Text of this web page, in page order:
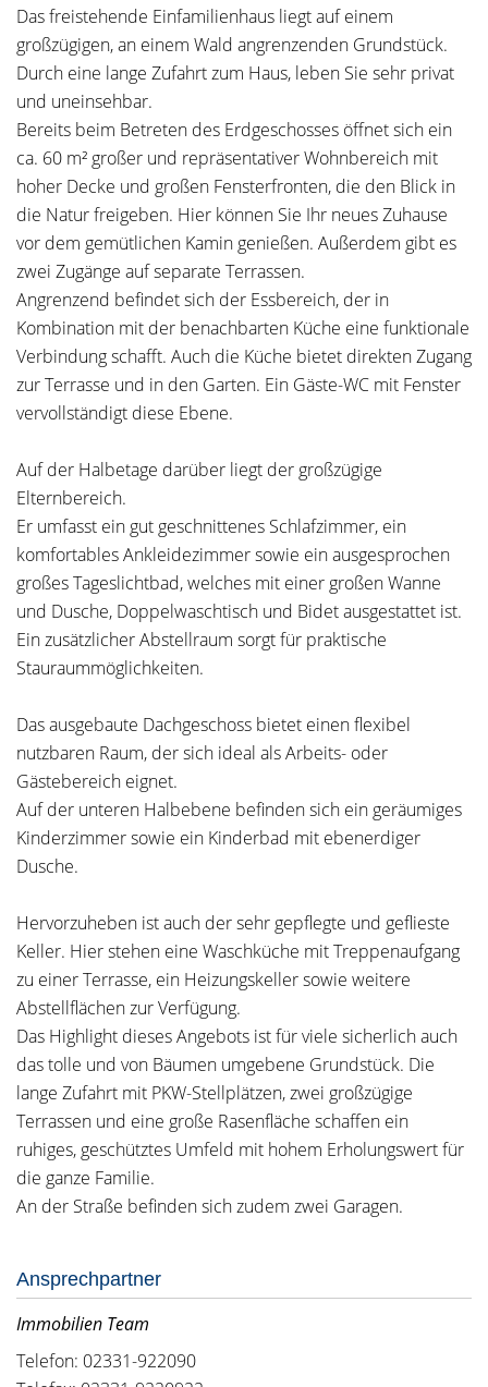
Das freistehende Einfamilienhaus liegt auf einem
großzügigen, an einem Wald angrenzenden Grundstück.
Durch eine lange Zufahrt zum Haus, leben Sie sehr privat
und uneinsehbar.
Bereits beim Betreten des Erdgeschosses öffnet sich ein
ca. 60 m² großer und repräsentativer Wohnbereich mit
hoher Decke und großen Fensterfronten, die den Blick in
die Natur freigeben. Hier können Sie Ihr neues Zuhause
vor dem gemütlichen Kamin genießen. Außerdem gibt es
zwei Zugänge auf separate Terrassen.
Angrenzend befindet sich der Essbereich, der in
Kombination mit der benachbarten Küche eine funktionale
Verbindung schafft. Auch die Küche bietet direkten Zugang
zur Terrasse und in den Garten. Ein Gäste-WC mit Fenster
vervollständigt diese Ebene.
Auf der Halbetage darüber liegt der großzügige
Elternbereich.
Er umfasst ein gut geschnittenes Schlafzimmer, ein
komfortables Ankleidezimmer sowie ein ausgesprochen
großes Tageslichtbad, welches mit einer großen Wanne
und Dusche, Doppelwaschtisch und Bidet ausgestattet ist.
Ein zusätzlicher Abstellraum sorgt für praktische
Stauraummöglichkeiten.
Das ausgebaute Dachgeschoss bietet einen flexibel
nutzbaren Raum, der sich ideal als Arbeits- oder
Gästebereich eignet.
Auf der unteren Halbebene befinden sich ein geräumiges
Kinderzimmer sowie ein Kinderbad mit ebenerdiger
Dusche.
Hervorzuheben ist auch der sehr gepflegte und geflieste
Keller. Hier stehen eine Waschküche mit Treppenaufgang
zu einer Terrasse, ein Heizungskeller sowie weitere
Abstellflächen zur Verfügung.
Das Highlight dieses Angebots ist für viele sicherlich auch
das tolle und von Bäumen umgebene Grundstück. Die
lange Zufahrt mit PKW-Stellplätzen, zwei großzügige
Terrassen und eine große Rasenfläche schaffen ein
ruhiges, geschütztes Umfeld mit hohem Erholungswert für
die ganze Familie.
An der Straße befinden sich zudem zwei Garagen.
Ansprechpartner
Immobilien Team
Telefon: 02331-922090